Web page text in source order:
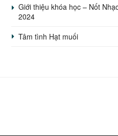
Giới thiệu khóa học – Nốt
2024
Tâm tình Hạt muối